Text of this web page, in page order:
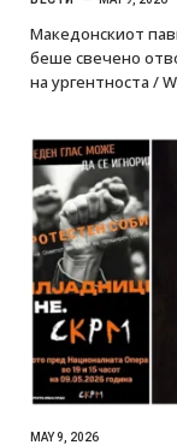
Македонскиот
беше свечено
на ургентноста /
MAY 9, 2026